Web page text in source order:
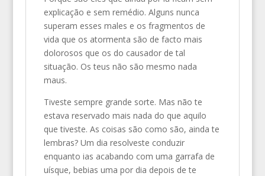
explicação e sem remédio. Alguns nunca
superam esses males e os fragmentos de
vida que os atormenta são de facto mais
dolorosos que os do causador de tal
situação. Os teus não são mesmo nada
maus.
Tiveste sempre grande sorte. Mas não te
estava reservado mais nada do que aquilo
que tiveste. As coisas são como são, ainda te
lembras? Um dia resolveste conduzir
enquanto ias acabando com uma garrafa de
uísque, bebias uma por dia depois de te